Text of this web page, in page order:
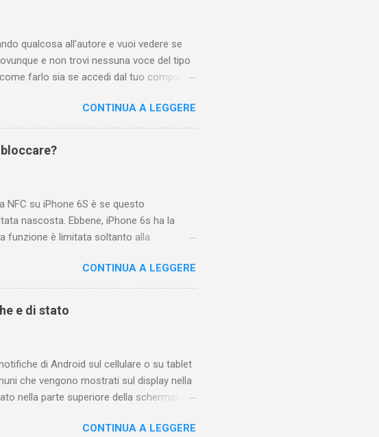
qualcosa all'autore e vuoi vedere se
e non trovi nessuna voce del tipo
farlo sia se accedi dal tuo computer
sotto un video qualche tempo fa.
tempo prima di trovare questa funzione
si potesse chiamare questo "posto".
lasciati sotto ai video di altri
avuto già da molto tempo una o più
CONTINUA A LEGGERE
NFC su iPhone 6S è se questo
nascosta. Ebbene, iPhone 6s ha la
funzione è limitata soltanto alla
quali sono gli iPhone che hanno nuove
funzionalità avanzate. Dunque tra le
ma purtroppo non riuscirete mai a
perché non c'è modo di andare a
e le funzioni di iPhone 6s . Come
CONTINUA A LEGGERE
e di stato
di Android sul cellulare o su tablet
che vengono mostrati sul display nella
nella parte superiore della schermata
due gruppi di icone, con posizione
CONTINUA A LEGGERE